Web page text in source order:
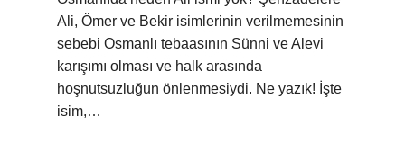
Ali, Ömer ve Bekir isimlerinin verilmemesinin
sebebi Osmanlı tebaasının Sünni ve Alevi
karışımı olması ve halk arasında
hoşnutsuzluğun önlenmesiydi. Ne yazık! İşte
isim,…